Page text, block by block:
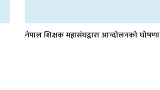
नेपाल शिक्षक महासंघद्वारा आन्दोलनको घोषणा